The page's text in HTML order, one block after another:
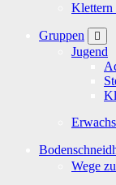
Klettern
Gruppen
Jugend
Wege